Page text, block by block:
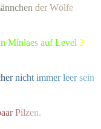
ännchen der Wölfe
Mínlaes auf Level 2
her nicht immer leer sein
aar Pilzen.